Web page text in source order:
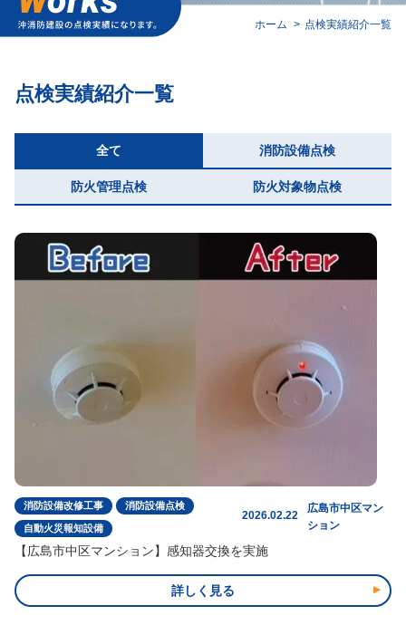
お悩み解消コラム
082-281-0065
営業日：月～金 受付時間：9：00～18：00
問合せフォーム
ホーム 点検実績紹介一覧
点検実績紹介一覧
全て 消防設備点検
防火管理点検 防火対象物点検
消防設備改修工事 消防設備点検
自動火災報知設備
2026.02.22
広島市中区マン
ション
【広島市中区マンション】感知器交換を実施
詳しく見る